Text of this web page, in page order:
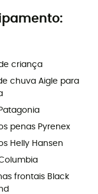
criança
chuva Aigle para
penas Pyrenex
Helly Hansen
frontais Black